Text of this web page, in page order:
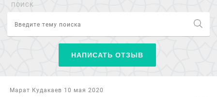
ПОИСК
НАПИСАТЬ ОТЗЫВ
Марат Кудакаев 10 мая 2020